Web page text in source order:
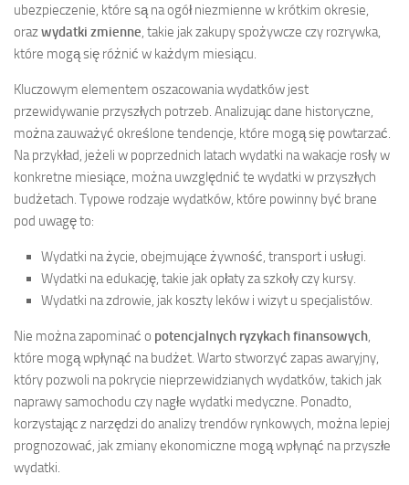
ubezpieczenie, które są na ogół niezmienne w krótkim okresie,
orazwydatki zmienne, takie jak zakupy spożywcze czy rozrywka,
które mogą się różnić w każdym miesiącu.
Kluczowym elementem oszacowania wydatków jest
przewidywanie przyszłych potrzeb. Analizując dane historyczne,
można zauważyć określone tendencje, które mogą się powtarzać.
Na przykład, jeżeli w poprzednich latach wydatki na wakacje rosły w
konkretne miesiące, można uwzględnić te wydatki w przyszłych
budżetach. Typowe rodzaje wydatków, które powinny być brane
pod uwagę to:
Wydatki na życie, obejmujące żywność, transport i usługi.
Wydatki na edukację, takie jak opłaty za szkoły czy kursy.
Wydatki na zdrowie, jak koszty leków i wizyt u specjalistów.
Nie można zapominać o potencjalnych ryzykach finansowych,
które mogą wpłynąć na budżet. Warto stworzyć zapas awaryjny,
który pozwoli na pokrycie nieprzewidzianych wydatków, takich jak
naprawy samochodu czy nagłe wydatki medyczne. Ponadto,
korzystając z narzędzi do analizy trendów rynkowych, można lepiej
prognozować, jak zmiany ekonomiczne mogą wpłynąć na przyszłe
wydatki.